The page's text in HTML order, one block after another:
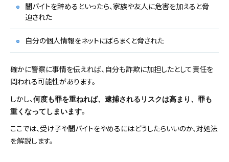
闇バイトを辞めるといったら、家族や友人に危害を加えると脅
迫された
自分の個人情報をネットにばらまくと脅された
確かに警察に事情を伝えれば、自分も詐欺に加担したとして責任を
問われる可能性があります。
しかし、 何度も罪を重ねれば、逮捕されるリスクは高まり、罪も
重くなってしまいます。
ここでは、受け子や闇バイトをやめるにはどうしたらいいのか、対処法
を解説します。